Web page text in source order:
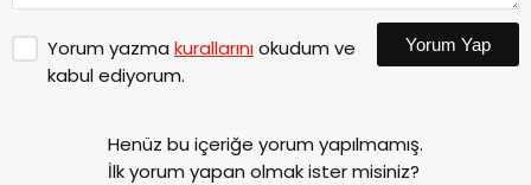
Yorum yazma kurallarınıokudum ve
kabul ediyorum.
Yorum Yap
Henüz bu içeriğe yorum yapılmamış.
İlk yorum yapan olmak ister misiniz?